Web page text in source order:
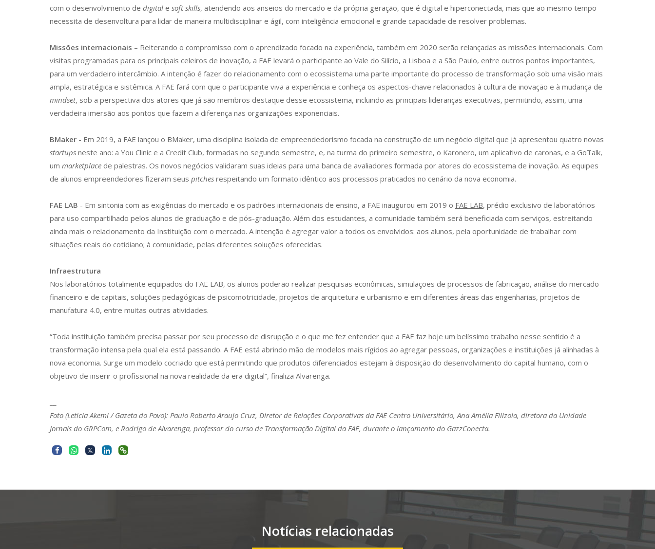
com o desenvolvimento de digital e soft skills, atendendo aos anseios do mercado e da própria geração, que é digital e hiperconectada, mas que ao mesmo tempo
necessita de desenvoltura para lidar de maneira multidisciplinar e ágil, com inteligência emocional e grande capacidade de resolver problemas.
Missões internacionais – Reiterando o compromisso com o aprendizado focado na experiência, também em 2020 serão relançadas as missões internacionais. Com
visitas programadas para os principais celeiros de inovação, a FAE levará o participante ao Vale do Silício, a Lisboa e a São Paulo, entre outros pontos importantes,
para um verdadeiro intercâmbio. A intenção é fazer do relacionamento com o ecossistema uma parte importante do processo de transformação sob uma visão mais
ampla, estratégica e sistêmica. A FAE fará com que o participante viva a experiência e conheça os aspectos-chave relacionados à cultura de inovação e à mudança de
mindset, sob a perspectiva dos atores que já são membros destaque desse ecossistema, incluindo as principais lideranças executivas, permitindo, assim, uma
verdadeira imersão aos pontos que fazem a diferença nas organizações exponenciais.
BMaker - Em 2019, a FAE lançou o BMaker, uma disciplina isolada de empreendedorismo focada na construção de um negócio digital que já apresentou quatro novas
startups neste ano: a You Clinic e a Credit Club, formadas no segundo semestre, e, na turma do primeiro semestre, o Karonero, um aplicativo de caronas, e a GoTalk,
um marketplace de palestras. Os novos negócios validaram suas ideias para uma banca de avaliadores formada por atores do ecossistema de inovação. As equipes
de alunos empreendedores fizeram seus pitches respeitando um formato idêntico aos processos praticados no cenário da nova economia.
FAE LAB - Em sintonia com as exigências do mercado e os padrões internacionais de ensino, a FAE inaugurou em 2019 o FAE LAB, prédio exclusivo de laboratórios
para uso compartilhado pelos alunos de graduação e de pós-graduação. Além dos estudantes, a comunidade também será beneficiada com serviços, estreitando
ainda mais o relacionamento da Instituição com o mercado. A intenção é agregar valor a todos os envolvidos: aos alunos, pela oportunidade de trabalhar com
situações reais do cotidiano; à comunidade, pelas diferentes soluções oferecidas.
Infraestrutura
Nos laboratórios totalmente equipados do FAE LAB, os alunos poderão realizar pesquisas econômicas, simulações de processos de fabricação, análise do mercado
financeiro e de capitais, soluções pedagógicas de psicomotricidade, projetos de arquitetura e urbanismo e em diferentes áreas das engenharias, projetos de
manufatura 4.0, entre muitas outras atividades.
“Toda instituição também precisa passar por seu processo de disrupção e o que me fez entender que a FAE faz hoje um belíssimo trabalho nesse sentido é a
transformação intensa pela qual ela está passando. A FAE está abrindo mão de modelos mais rígidos ao agregar pessoas, organizações e instituições já alinhadas à
nova economia. Surge um modelo cocriado que está permitindo que produtos diferenciados estejam à disposição do desenvolvimento do capital humano, com o
objetivo de inserir o profissional na nova realidade da era digital”, finaliza Alvarenga.
Foto (Letícia Akemi / Gazeta do Povo): Paulo Roberto Araujo Cruz, Diretor de Relações Corporativas da FAE Centro Universitário, Ana Amélia Filizola, diretora da Unidade
Jornais do GRPCom, e Rodrigo de Alvarenga, professor do curso de Transformação Digital da FAE, durante o lançamento do GazzConecta.
Notícias relacionadas